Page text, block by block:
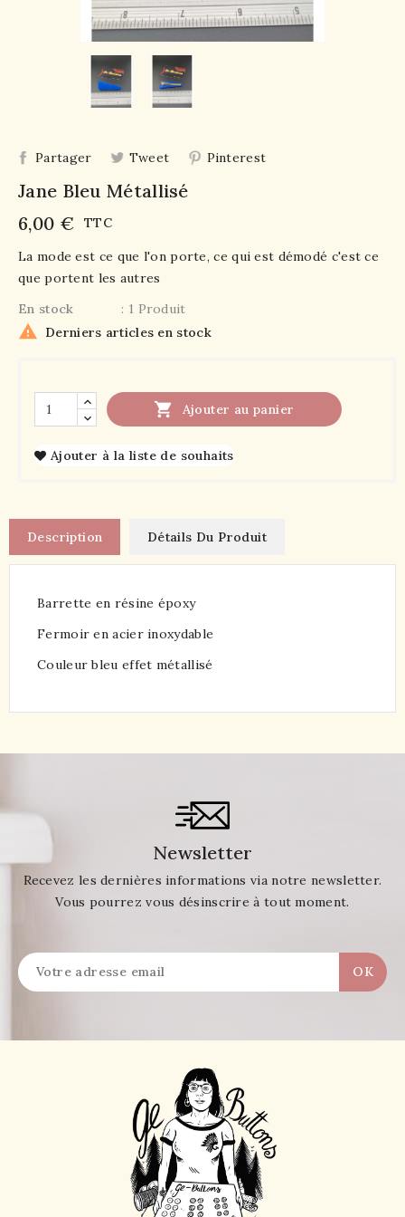
Partager Tweet Pinterest
Jane Bleu Métallisé
6,00 €
TTC
La mode est ce que l'on porte, ce qui est démodé c'est ce
que portent les autres
En stock
: 1 Produit
 Derniers articles en stock
 Ajouter au panier
Ajouter à la liste de souhaits
Description Détails Du Produit
Barrette en résine époxy
Fermoir en acier inoxydable
Couleur bleu effet métallisé
Newsletter
Recevez les dernières informations via notre newsletter.
Vous pourrez vous désinscrire à tout moment.